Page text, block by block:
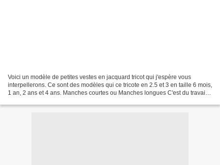
Voici un modèle de petites vestes en jacquard tricot qui j'espère vous
interpellerons. Ce sont des modèles qui ce tricote en 2.5 et 3 en taille 6 mois,
1 an, 2 ans et 4 ans. Manches courtes ou Manches longues C'est du travail